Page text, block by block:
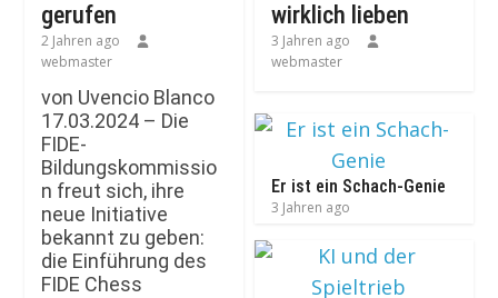
gerufen
2 Jahren ago
webmaster
von Uvencio Blanco
17.03.2024 – Die
FIDE-
Bildungskommissio
n freut sich, ihre
neue Initiative
bekannt zu geben:
die Einführung des
FIDE Chess
wirklich lieben
3 Jahren ago
webmaster
Er ist ein Schach-Genie
3 Jahren ago